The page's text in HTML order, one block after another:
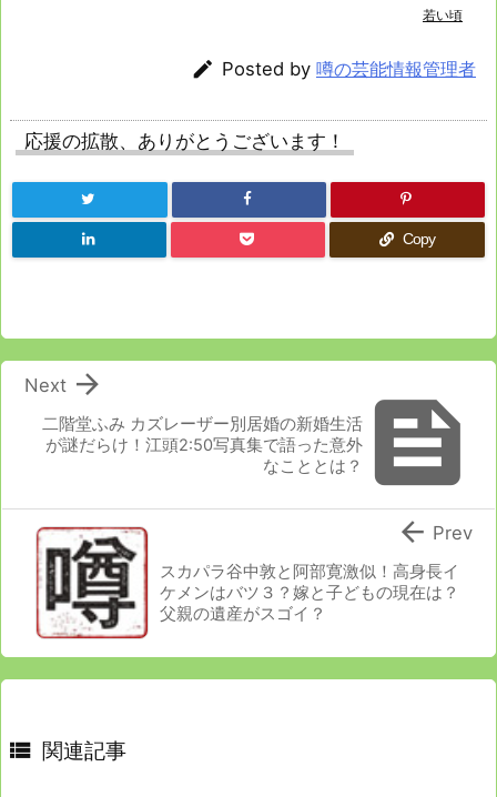
若い頃
 Posted by 噂の芸能情報管理者
応援の拡散、ありがとうございます！
Copy

二階堂ふみ カズレーザー別居婚の新婚生活
が謎だらけ！江頭2:50写真集で語った意外
なこととは？

Next
スカパラ谷中敦と阿部寛激似！高身長イ
ケメンはバツ３？嫁と子どもの現在は？
父親の遺産がスゴイ？
 Prev
 関連記事